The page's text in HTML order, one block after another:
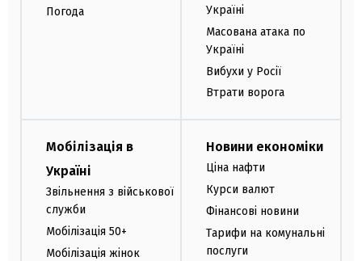
Погода
Україні
Масована атака по
Україні
Вибухи у Росії
Втрати ворога
Мобілізація в
Україні
Звільнення з військової
служби
Мобілізація 50+
Мобілізація жінок
Новини економіки
Ціна нафти
Курси валют
Фінансові новини
Тарифи на комунальні
послуги